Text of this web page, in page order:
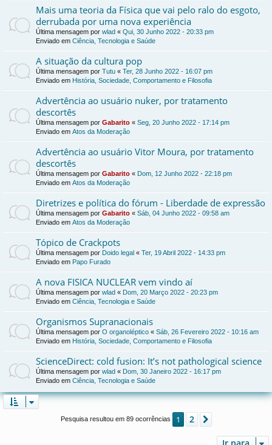
Mais uma teoria da Física que vai pelo ralo do esgoto,
derrubada por uma nova experiência
Última mensagem por wlad « Qui, 30 Junho 2022 - 20:33 pm
Enviado em Ciência, Tecnologia e Saúde
A situação da cultura pop
Última mensagem por Tutu « Ter, 28 Junho 2022 - 16:07 pm
Enviado em História, Sociedade, Comportamento e Filosofia
Advertência ao usuário nuker, por tratamento
descortês
Última mensagem por Gabarito « Seg, 20 Junho 2022 - 17:14 pm
Enviado em Atos da Moderação
Advertência ao usuário Vitor Moura, por tratamento
descortês
Última mensagem por Gabarito « Dom, 12 Junho 2022 - 22:18 pm
Enviado em Atos da Moderação
Diretrizes e política do fórum - Liberdade de expressão
Última mensagem por Gabarito « Sáb, 04 Junho 2022 - 09:58 am
Enviado em Atos da Moderação
Tópico de Crackpots
Última mensagem por Doido legal « Ter, 19 Abril 2022 - 14:33 pm
Enviado em Papo Furado
A nova FISICA NUCLEAR vem vindo aí
Última mensagem por wlad « Dom, 20 Março 2022 - 20:23 pm
Enviado em Ciência, Tecnologia e Saúde
Organismos Supranacionais
Última mensagem por O organoléptico « Sáb, 26 Fevereiro 2022 - 10:16 am
Enviado em História, Sociedade, Comportamento e Filosofia
ScienceDirect: cold fusion: It’s not pathological science
Última mensagem por wlad « Dom, 30 Janeiro 2022 - 16:17 pm
Enviado em Ciência, Tecnologia e Saúde
Pesquisa resultou em 89 ocorrências 1 2